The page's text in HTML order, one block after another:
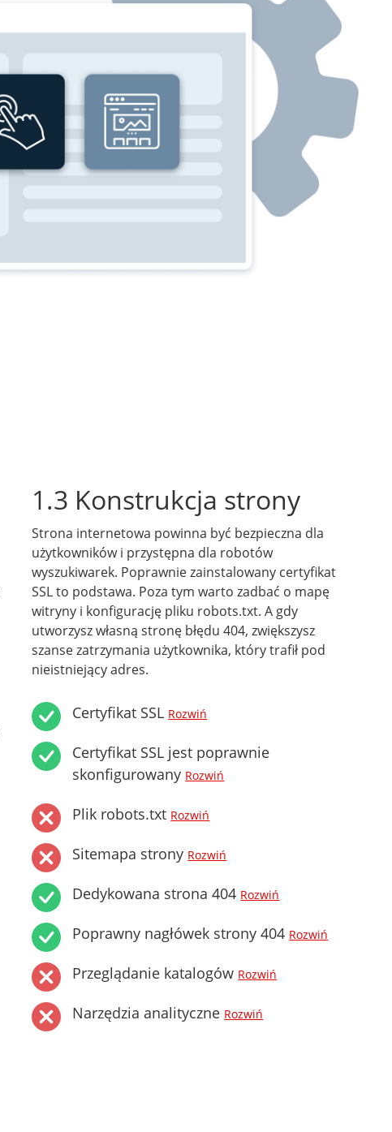
1.3 Konstrukcja strony
Strona internetowa powinna być bezpieczna dla
użytkowników i przystępna dla robotów
wyszukiwarek. Poprawnie zainstalowany certyfikat
SSL to podstawa. Poza tym warto zadbać o mapę
witryny i konfigurację pliku robots.txt. A gdy
utworzysz własną stronę błędu 404, zwiększysz
szanse zatrzymania użytkownika, który trafił pod
nieistniejący adres.
Certyfikat SSL Rozwiń
Certyfikat SSL jest poprawnie
skonfigurowany Rozwiń
Plik robots.txt Rozwiń
Sitemapa strony Rozwiń
Dedykowana strona 404 Rozwiń
Poprawny nagłówek strony 404 Rozwiń
Przeglądanie katalogów Rozwiń
Narzędzia analityczne Rozwiń